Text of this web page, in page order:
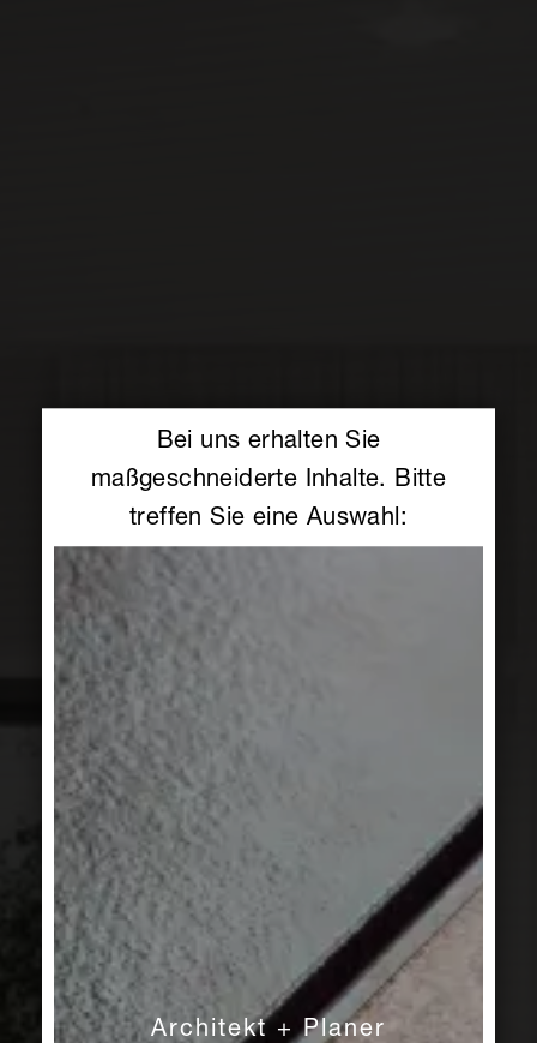
Bei uns erhalten Sie
maßgeschneiderte Inhalte. Bitte
treffen Sie eine Auswahl:
Architekt + Planer